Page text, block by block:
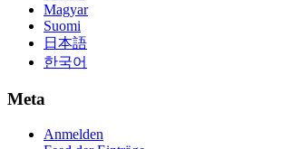
Magyar
Suomi
日本語
한국어
Meta
Anmelden